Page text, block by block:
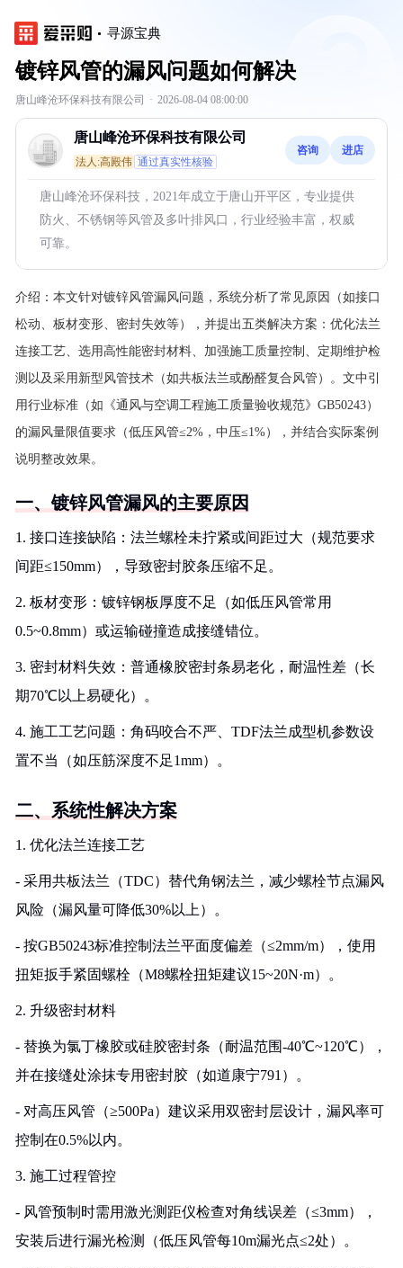
寻源宝典
镀锌风管的漏风问题如何解决
唐山峰沧环保科技有限公司 · 2026-08-04 08:00:00
唐山峰沧环保科技有限公司
法人:高殿伟 通过真实性核验
咨询 进店
唐山峰沧环保科技，2021年成立于唐山开平区，专业提供
防火、不锈钢等风管及多叶排风口，行业经验丰富，权威
可靠。
介绍： 本文针对镀锌风管漏风问题，系统分析了常见原因（如接口
松动、板材变形、密封失效等），并提出五类解决方案：优化法兰
连接工艺、选用高性能密封材料、加强施工质量控制、定期维护检
测以及采用新型风管技术（如共板法兰或酚醛复合风管）。文中引
用行业标准（如《通风与空调工程施工质量验收规范》GB50243）
的漏风量限值要求（低压风管≤2%，中压≤1%），并结合实际案例
说明整改效果。
一、镀锌风管漏风的主要原因
1. 接口连接缺陷：法兰螺栓未拧紧或间距过大（规范要求
间距≤150mm），导致密封胶条压缩不足。
2. 板材变形：镀锌钢板厚度不足（如低压风管常用
0.5~0.8mm）或运输碰撞造成接缝错位。
3. 密封材料失效：普通橡胶密封条易老化，耐温性差（长
期70℃以上易硬化）。
4. 施工工艺问题：角码咬合不严、TDF法兰成型机参数设
置不当（如压筋深度不足1mm）。
二、系统性解决方案
1. 优化法兰连接工艺
- 采用共板法兰（TDC）替代角钢法兰，减少螺栓节点漏风
风险（漏风量可降低30%以上）。
- 按GB50243标准控制法兰平面度偏差（≤2mm/m），使用
扭矩扳手紧固螺栓（M8螺栓扭矩建议15~20N·m）。
2. 升级密封材料
- 替换为氯丁橡胶或硅胶密封条（耐温范围-40℃~120℃），
并在接缝处涂抹专用密封胶（如道康宁791）。
- 对高压风管（≥500Pa）建议采用双密封层设计，漏风率可
控制在0.5%以内。
3. 施工过程管控
- 风管预制时需用激光测距仪检查对角线误差（≤3mm），
安装后进行漏光检测（低压风管每10m漏光点≤2处）。